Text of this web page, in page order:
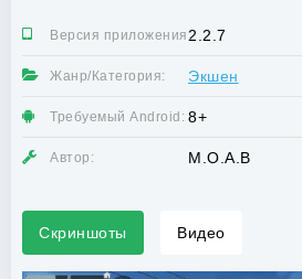
Версия приложения:2.2.7
Жанр/Категория: Экшен
Требуемый Android: 8+
Автор: M.O.A.B
Скриншоты Видео